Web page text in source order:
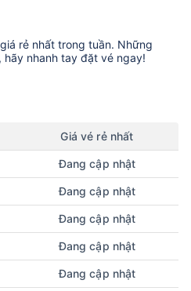
giá rẻ nhất trong tuần. Những
hãy nhanh tay đặt vé ngay!
Giá vé rẻ nhất
Đang cập nhật
Đang cập nhật
Đang cập nhật
Đang cập nhật
Đang cập nhật